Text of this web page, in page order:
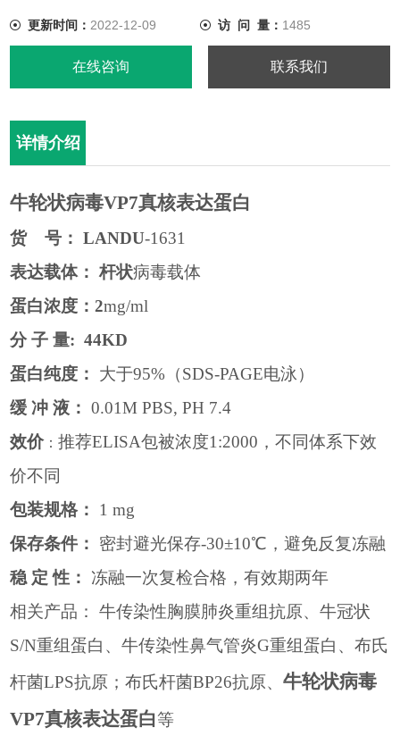
更新时间： 2022-12-09 访 问 量： 1485
在线咨询 联系我们
详情介绍
牛轮状病毒VP7真核表达蛋白
货 号： LANDU-1631
表达载体： 杆状病毒载体
蛋白浓度：2mg/ml
分 子 量: 44KD
蛋白纯度：
大于95% （SDS-PAGE电泳）
缓 冲 液： 0.01M PBS, PH 7.4
效价：推荐ELISA包被浓度1:2000 ，不同体系下效
价不同
包装规格：
1 mg
保存条件：
密封避光保存-30±10℃，避免反复冻融
稳 定 性：
冻融一次复检合格，有效期两年
相关产品：
牛传染性胸膜肺炎重组抗原、牛冠状
S/N重组蛋白、牛传染性鼻气管炎G重组蛋白、布氏
杆菌LPS抗原；布氏杆菌BP26抗原、牛轮状病毒
VP7真核表达蛋白等